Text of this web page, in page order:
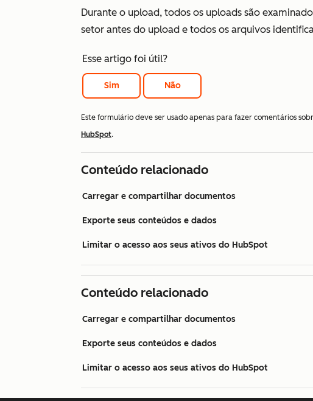
Durante o upload, todos os uploads são
setor antes do upload e todos os arquivos
Esse artigo foi útil?
Sim Não
Este formulário deve ser usado apenas para fazer comentários
HubSpot.
Conteúdo relacionado
Carregar e compartilhar documentos
Exporte seus conteúdos e dados
Limitar o acesso aos seus ativos do HubSpot
Conteúdo relacionado
Carregar e compartilhar documentos
Exporte seus conteúdos e dados
Limitar o acesso aos seus ativos do HubSpot